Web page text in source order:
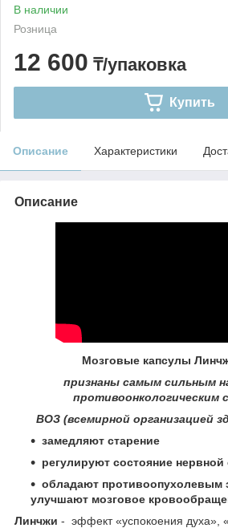
В наличии
Розница
12 600 ₸/упаковка
Купить
Описание Характеристики
Описание
Мозговые капсулы
признаны самым сильным
противоонкологическим
ВОЗ (всемирной организацией
замедляют старение
регулируют состояние
обладают противоопухолевым
улучшают мозговое
Линчжи - эффект «успокоения духа»,